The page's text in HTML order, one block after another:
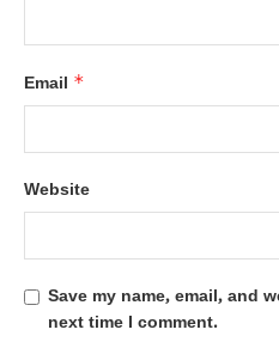
Email *
Website
Save my name, email, and
next time I comment.